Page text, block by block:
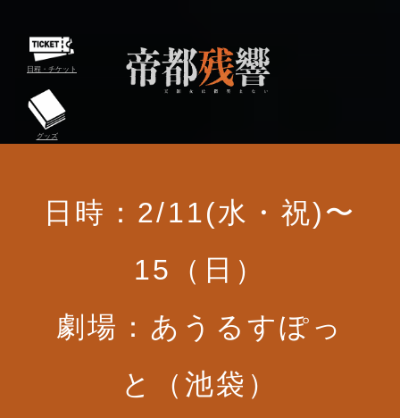
日程・チケット
グッズ
日時：2/11(水・祝)〜
15（日）
劇場：あうるすぽっ
と（池袋）